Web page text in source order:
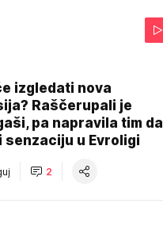
izgledati nova
Raščerupali je
pa napravila tim da
senzaciju u Evroligi
2